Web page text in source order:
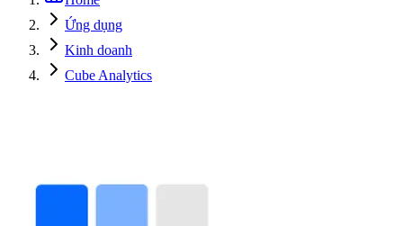
Ứng dụng
Kinh doanh
Cube Analytics